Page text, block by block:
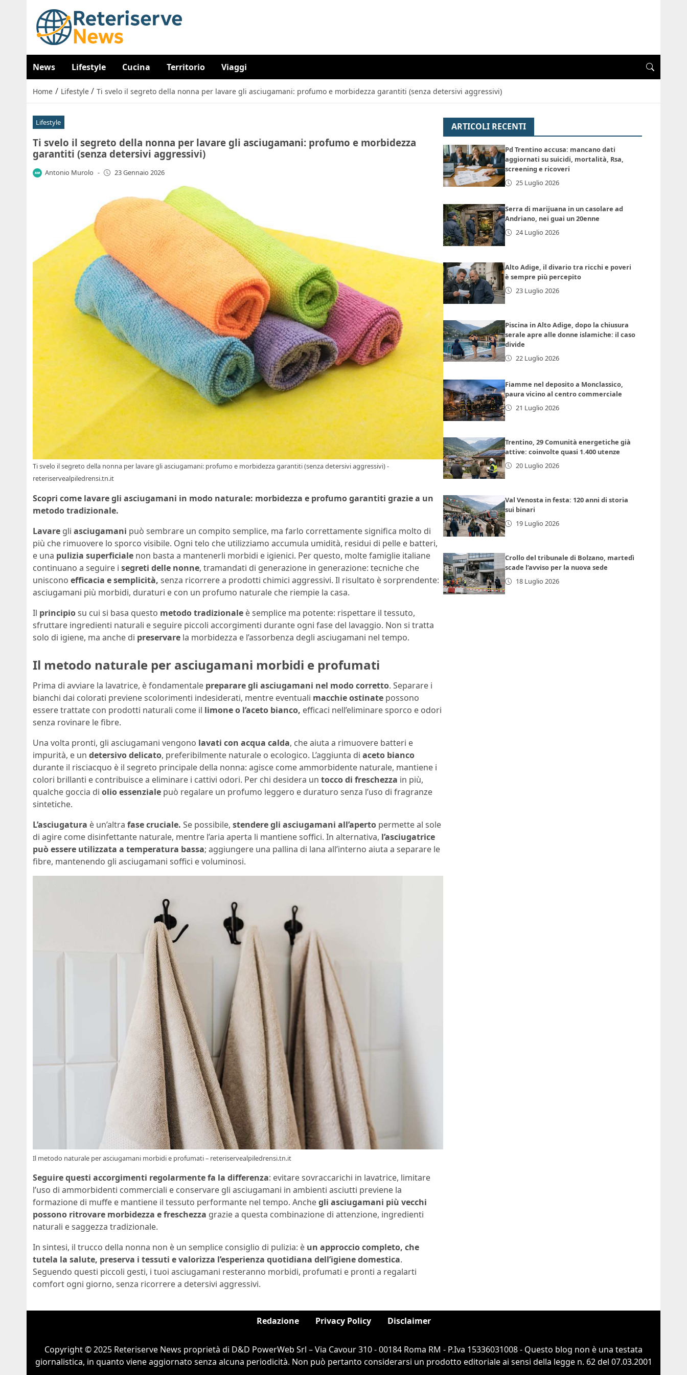
News Lifestyle Cucina Territorio Viaggi
Home / Lifestyle / Ti svelo il segreto della nonna per lavare gli asciugamani: profumo e morbidezza garantiti (senza detersivi aggressivi)
Lifestyle
Ti svelo il segreto della nonna per lavare gli asciugamani: profumo e morbidezza
garantiti (senza detersivi aggressivi)
Antonio Murolo - 23 Gennaio 2026
Ti svelo il segreto della nonna per lavare gli asciugamani: profumo e morbidezza garantiti (senza detersivi aggressivi) -
reteriservealpiledrensi.tn.it
Scopri come lavare gli asciugamani in modo naturale: morbidezza e profumo garantiti grazie a un
metodo tradizionale.
Lavare gli asciugamani può sembrare un compito semplice, ma farlo correttamente significa molto di
più che rimuovere lo sporco visibile. Ogni telo che utilizziamo accumula umidità, residui di pelle e batteri,
e una pulizia superficiale non basta a mantenerli morbidi e igienici. Per questo, molte famiglie italiane
continuano a seguire i segreti delle nonne, tramandati di generazione in generazione: tecniche che
uniscono efficacia e semplicità, senza ricorrere a prodotti chimici aggressivi. Il risultato è sorprendente:
asciugamani più morbidi, duraturi e con un profumo naturale che riempie la casa.
Il principiosu cui si basa questo metodo tradizionale è semplice ma potente: rispettare il tessuto,
sfruttare ingredienti naturali e seguire piccoli accorgimenti durante ogni fase del lavaggio. Non si tratta
solo di igiene, ma anche di preservare la morbidezza e l’assorbenza degli asciugamani nel tempo.
Il metodo naturale per asciugamani morbidi e profumati
Prima di avviare la lavatrice, è fondamentale preparare gli asciugamani nel modo corretto. Separare i
bianchi dai colorati previene scolorimenti indesiderati, mentre eventuali macchie ostinate possono
essere trattate con prodotti naturali come il limone o l’aceto bianco, efficaci nell’eliminare sporco e odori
senza rovinare le fibre.
Una volta pronti, gli asciugamani vengono lavati con acqua calda, che aiuta a rimuovere batteri e
impurità, e un detersivo delicato, preferibilmente naturale o ecologico. L’aggiunta di aceto bianco
durante il risciacquo è il segreto principale della nonna: agisce come ammorbidente naturale, mantiene i
colori brillanti e contribuisce a eliminare i cattivi odori. Per chi desidera un tocco di freschezza in più,
qualche goccia di olio essenziale può regalare un profumo leggero e duraturo senza l’uso di fragranze
sintetiche.
L’asciugatura è un’altra fase cruciale. Se possibile, stendere gli asciugamani all’aperto permette al sole
di agire come disinfettante naturale, mentre l’aria aperta li mantiene soffici. In alternativa, l’asciugatrice
può essere utilizzata a temperatura bassa; aggiungere una pallina di lana all’interno aiuta a separare le
fibre, mantenendo gli asciugamani soffici e voluminosi.
Il metodo naturale per asciugamani morbidi e profumati – reteriservealpiledrensi.tn.it
Seguire questi accorgimenti regolarmente fa la differenza: evitare sovraccarichi in lavatrice, limitare
l’uso di ammorbidenti commerciali e conservare gli asciugamani in ambienti asciutti previene la
formazione di muffe e mantiene il tessuto performante nel tempo. Anchegli asciugamani più vecchi
possono ritrovare morbidezza e freschezza grazie a questa combinazione di attenzione, ingredienti
naturali e saggezza tradizionale.
In sintesi, il trucco della nonna non è un semplice consiglio di pulizia: è un approccio completo, che
tutela la salute, preserva i tessuti e valorizza l’esperienza quotidiana dell’igiene domestica.
Seguendo questi piccoli gesti, i tuoi asciugamani resteranno morbidi, profumati e pronti a regalarti
comfort ogni giorno, senza ricorrere a detersivi aggressivi.
ARTICOLI RECENTI
Pd Trentino accusa: mancano dati
aggiornati su suicidi, mortalità, Rsa,
screening e ricoveri
25 Luglio 2026
Serra di marijuana in un casolare ad
Andriano, nei guai un 20enne
24 Luglio 2026
Alto Adige, il divario tra ricchi e poveri
è sempre più percepito
23 Luglio 2026
Piscina in Alto Adige, dopo la chiusura
serale apre alle donne islamiche: il caso
divide
22 Luglio 2026
Fiamme nel deposito a Monclassico,
paura vicino al centro commerciale
21 Luglio 2026
Trentino, 29 Comunità energetiche già
attive: coinvolte quasi 1.400 utenze
20 Luglio 2026
Val Venosta in festa: 120 anni di storia
sui binari
19 Luglio 2026
Crollo del tribunale di Bolzano, martedì
scade l’avviso per la nuova sede
18 Luglio 2026
Redazione Privacy Policy Disclaimer
Copyright © 2025 Reteriserve News proprietà di D&D PowerWeb Srl – Via Cavour 310 - 00184 Roma RM - P.Iva 15336031008 - Questo blog non è una testata
giornalistica, in quanto viene aggiornato senza alcuna periodicità. Non può pertanto considerarsi un prodotto editoriale ai sensi della legge n. 62 del 07.03.2001